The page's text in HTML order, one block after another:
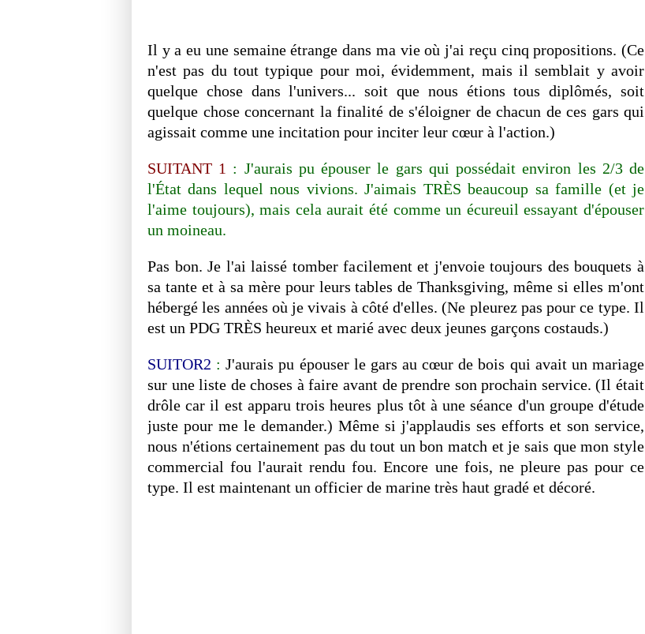
Il y a eu une semaine étrange dans ma vie où j'ai reçu cinq propositions. (Ce
n'est pas du tout typique pour moi, évidemment, mais il semblait y avoir
quelque chose dans l'univers... soit que nous étions tous diplômés, soit
quelque chose concernant la finalité de s'éloigner de chacun de ces gars qui
agissait comme une incitation pour inciter leur cœur à l'action.)
SUITANT 1 : J'aurais pu épouser le gars qui possédait environ les 2/3 de
l'État dans lequel nous vivions. J'aimais TRÈS beaucoup sa famille (et je
l'aime toujours), mais cela aurait été comme un écureuil essayant d'épouser
un moineau.
Pas bon. Je l'ai laissé tomber facilement et j'envoie toujours des bouquets à
sa tante et à sa mère pour leurs tables de Thanksgiving, même si elles m'ont
hébergé les années où je vivais à côté d'elles. (Ne pleurez pas pour ce type. Il
est un PDG TRÈS heureux et marié avec deux jeunes garçons costauds.)
SUITOR2 :J'aurais pu épouser le gars au cœur de bois qui avait un mariage
sur une liste de choses à faire avant de prendre son prochain service. (Il était
drôle car il est apparu trois heures plus tôt à une séance d'un groupe d'étude
juste pour me le demander.) Même si j'applaudis ses efforts et son service,
nous n'étions certainement pas du tout un bon match et je sais que mon style
commercial fou l'aurait rendu fou. Encore une fois, ne pleure pas pour ce
type. Il est maintenant un officier de marine très haut gradé et décoré.